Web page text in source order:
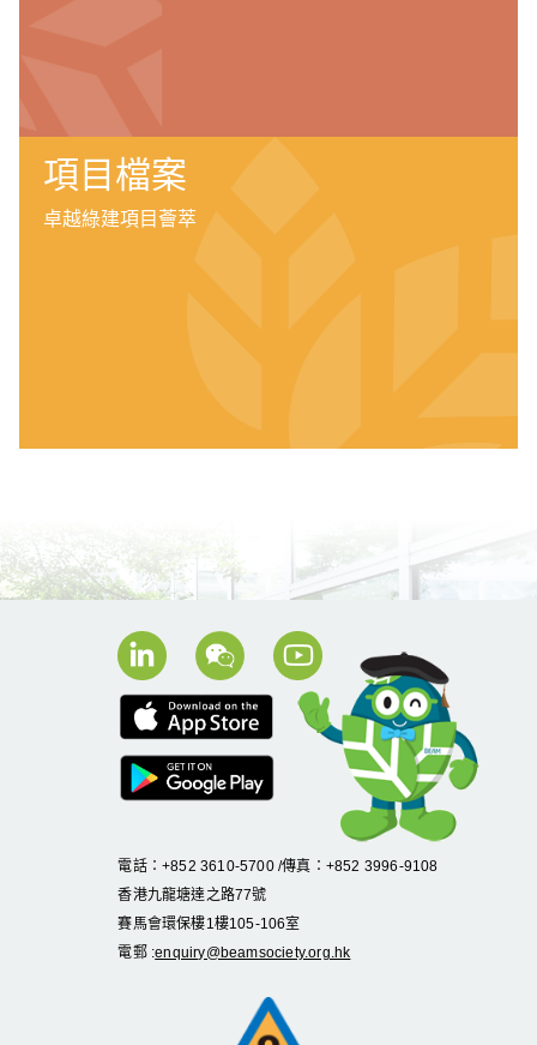
項目檔案
卓越綠建項目薈萃
電話：+852 3610-5700 /傳真：+852 3996-9108
香港九龍塘達之路77號
賽馬會環保樓1 樓105-106室
電郵 :enquiry@beamsociety.org.hk